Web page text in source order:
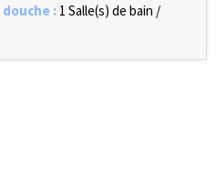
douche : 1 Salle(s) de bain /